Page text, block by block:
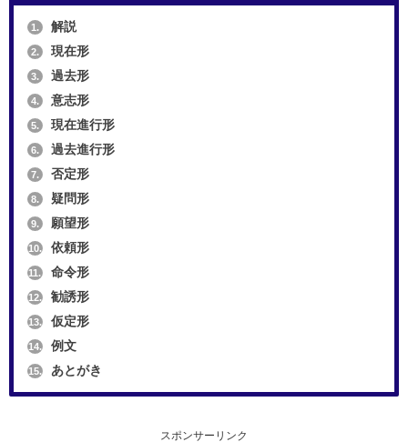
1. 解説
2. 現在形
3. 過去形
4. 意志形
5. 現在進行形
6. 過去進行形
7. 否定形
8. 疑問形
9. 願望形
10. 依頼形
11. 命令形
12. 勧誘形
13. 仮定形
14. 例文
15. あとがき
スポンサーリンク